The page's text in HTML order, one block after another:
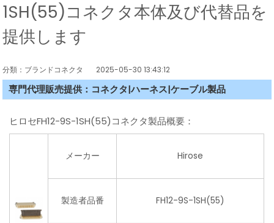
1SH(55)コネクタ本体及び代替品を
提供します
分類：ブランドコネクタ 2025-05-30 13:43:12
専門代理販売提供：コネクタ|ハーネス|ケーブル製品
ヒロセFH12-9S-1SH(55)コネクタ製品概要：
メーカー Hirose
製造者品番 FH12-9S-1SH(55)